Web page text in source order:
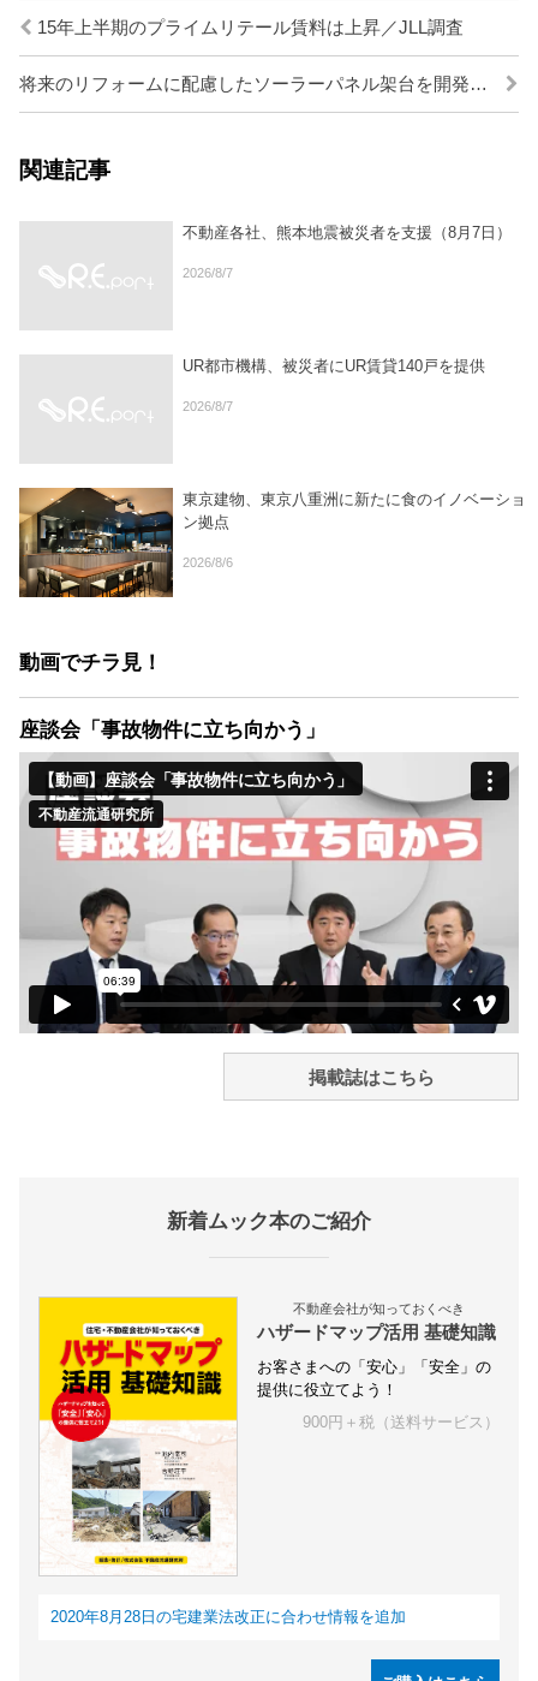
15年上半期のプライムリテール賃料は上昇／JLL調査
将来のリフォームに配慮したソーラーパネル架台を開発／長谷工コーポレーション
関連記事
不動産各社、熊本地震被災者を支援（8月7日）
2026/8/7
UR都市機構、被災者にUR賃貸140戸を提供
2026/8/7
東京建物、東京八重洲に新たに食のイノベーショ
ン拠点
2026/8/6
動画でチラ見！
座談会「事故物件に立ち向かう」
掲載誌はこちら
新着ムック本のご紹介
不動産会社が知っておくべき
ハザードマップ活用 基礎知識
お客さまへの「安心」「安全」の
提供に役立てよう！
900円＋税（送料サービス）
2020年8月28日の宅建業法改正に合わせ情報を追加